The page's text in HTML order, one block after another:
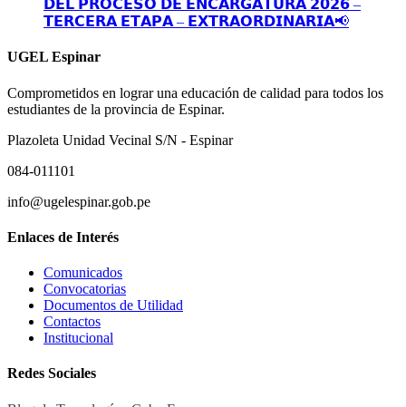
𝗗𝗘𝗟 𝗣𝗥𝗢𝗖𝗘𝗦𝗢 𝗗𝗘 𝗘𝗡𝗖𝗔𝗥𝗚𝗔𝗧𝗨𝗥𝗔 𝟮𝟬𝟮𝟲 –
𝗧𝗘𝗥𝗖𝗘𝗥𝗔 𝗘𝗧𝗔𝗣𝗔 – 𝗘𝗫𝗧𝗥𝗔𝗢𝗥𝗗𝗜𝗡𝗔𝗥𝗜𝗔📢
UGEL Espinar
Comprometidos en lograr una educación de calidad para todos los
estudiantes de la provincia de Espinar.
Plazoleta Unidad Vecinal S/N - Espinar
084-011101
info@ugelespinar.gob.pe
Enlaces de Interés
Comunicados
Convocatorias
Documentos de Utilidad
Contactos
Institucional
Redes Sociales